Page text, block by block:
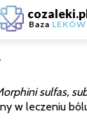
Baza LEKÓW
sulfas,
w leczeniu